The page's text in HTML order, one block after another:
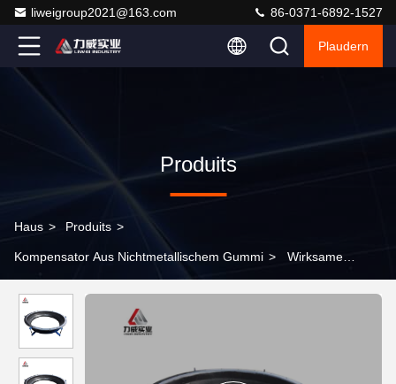
liweigroup2021@163.com 86-0371-6892-1527
Plaudern
Produits
Haus > Produits >
Kompensator Aus Nichtmetallischem Gummi > Wirksame
CO-Zertifizierung